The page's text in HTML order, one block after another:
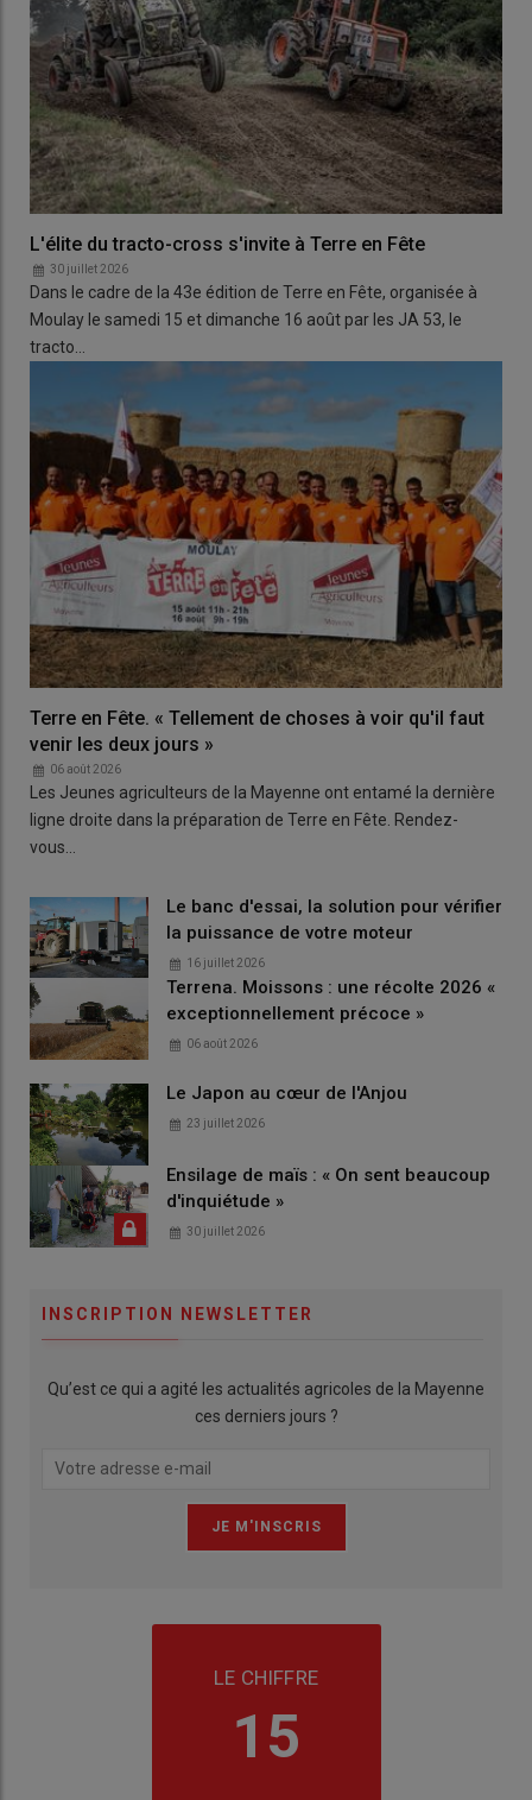
L'élite du tracto-cross s'invite à Terre en Fête
30 juillet 2026
Dans le cadre de la 43e édition de Terre en Fête, organisée à
Moulay le samedi 15 et dimanche 16 août par les JA 53, le
tracto…
Terre en Fête. « Tellement de choses à voir qu'il faut
venir les deux jours »
06 août 2026
Les Jeunes agriculteurs de la Mayenne ont entamé la dernière
ligne droite dans la préparation de Terre en Fête. Rendez-
vous…
Le banc d'essai, la solution pour vérifier
la puissance de votre moteur
16 juillet 2026
Terrena. Moissons : une récolte 2026 «
exceptionnellement précoce »
06 août 2026
Le Japon au cœur de l'Anjou
23 juillet 2026
Ensilage de maïs : « On sent beaucoup
d'inquiétude »
30 juillet 2026
INSCRIPTION NEWSLETTER
Qu’est ce qui a agité les actualités agricoles de la Mayenne
ces derniers jours ?
LE CHIFFRE
15